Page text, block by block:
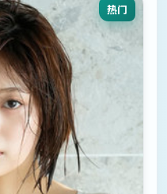
热门